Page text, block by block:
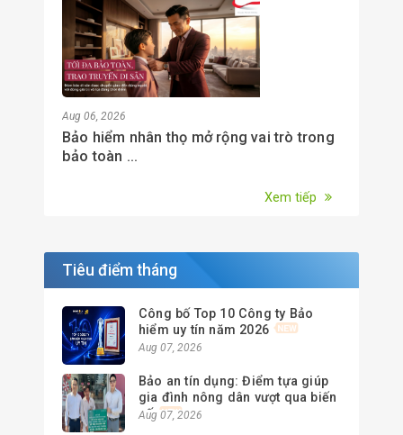
Aug 06, 2026
Bảo hiểm nhân thọ mở rộng vai trò trong
bảo toàn ...
Xem tiếp
Tiêu điểm tháng
Công bố Top 10 Công ty Bảo
hiểm uy tín năm 2026
Aug 07, 2026
Bảo an tín dụng: Điểm tựa giúp
gia đình nông dân vượt qua biến
cố
Aug 07, 2026